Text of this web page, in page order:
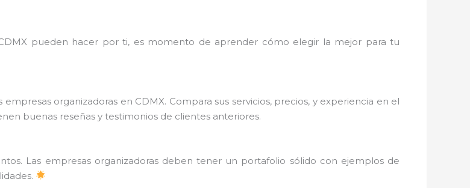
pueden hacer por ti, es momento de aprender cómo elegir la mejor para tu
organizadoras en CDMX. Compara sus servicios, precios, y experiencia en el
buenas reseñas y testimonios de clientes anteriores.
Las empresas organizadoras deben tener un portafolio sólido con ejemplos de